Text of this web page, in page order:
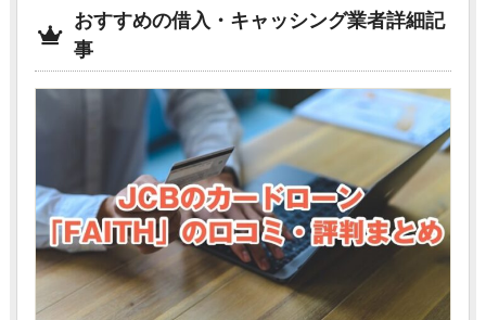
おすすめの借入・キャッシング業者詳細記
事